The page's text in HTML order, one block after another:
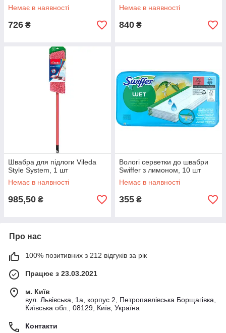
Немає в наявності
726 ₴
Немає в наявності
840 ₴
Швабра для підлоги Vileda
Style System, 1 шт
Немає в наявності
985,50 ₴
Вологі серветки до швабри
Swiffer з лимоном, 10 шт
Немає в наявності
355 ₴
Про нас
100% позитивних з 212 відгуків за рік
Працює з 23.03.2021
м. Київ
вул. Львівська, 1а, корпус 2, Петропавлівська Борщагівка,
Київська обл., 08129, Київ, Україна
Контакти